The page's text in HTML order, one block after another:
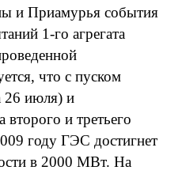
и Приамурья события
1-го агрегата
что с пуском
26 июля) и
и третьего
году ГЭС достигнет
в 2000 МВт. На